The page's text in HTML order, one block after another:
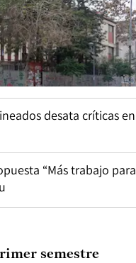
desata críticas en
“Más trabajo para
semestre